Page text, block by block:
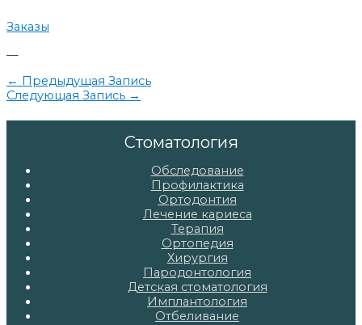
Заказы
—
Навигация
по
← Предыдущая Запись
Следующая Запись →
Стоматология
Обследование
Профилактика
Ортодонтия
Лечение кариеса
Терапия
Ортопедия
Хирургия
Пародонтология
Детская стоматология
Имплантология
Отбеливание